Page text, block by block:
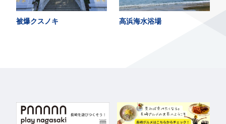
被爆クスノキ 高浜海水浴場